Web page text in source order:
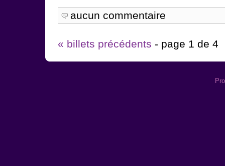
aucun commentaire
« billets précédents - page 1 de 4